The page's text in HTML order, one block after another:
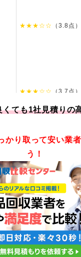
★★★☆☆ （3.8点）
★★★☆☆ （3.7点）
★★★☆☆（3.5点）
くても1社見積りの
かり取って安い業
う！